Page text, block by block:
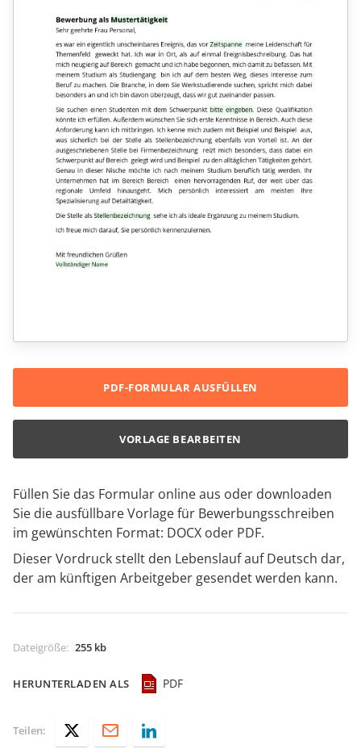
Füllen Sie das Formular online aus oder downloaden
Sie die ausfüllbare Vorlage für Bewerbungsschreiben
im gewünschten Format: DOCX oder PDF.
Dieser Vordruck stellt den Lebenslauf auf Deutsch dar,
der am künftigen Arbeitgeber gesendet werden kann.
Dateigröße: 255 kb
HERUNTERLADEN ALS PDF
PDF-FORMULAR AUSFÜLLEN
VORLAGE BEARBEITEN
Teilen: